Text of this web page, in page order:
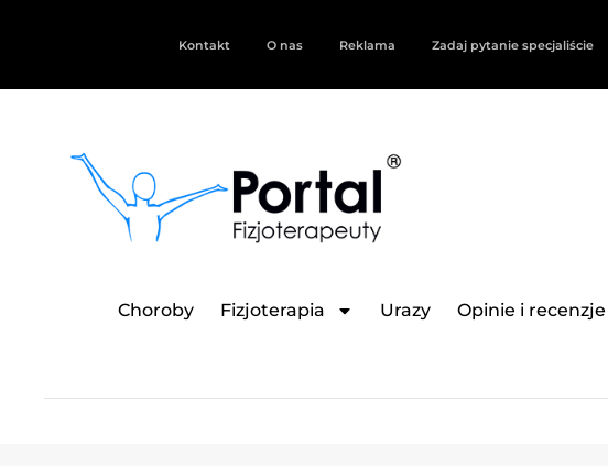
Kontakt O nas Reklama Zadaj pytanie specjaliście
Choroby Fizjoterapia Urazy Opinie i recenzje